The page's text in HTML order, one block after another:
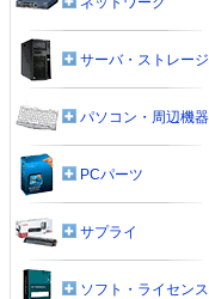
サーバ・ストレージ
パソコン・周辺機器
PCパーツ
サプライ
ソフト・ライセンス